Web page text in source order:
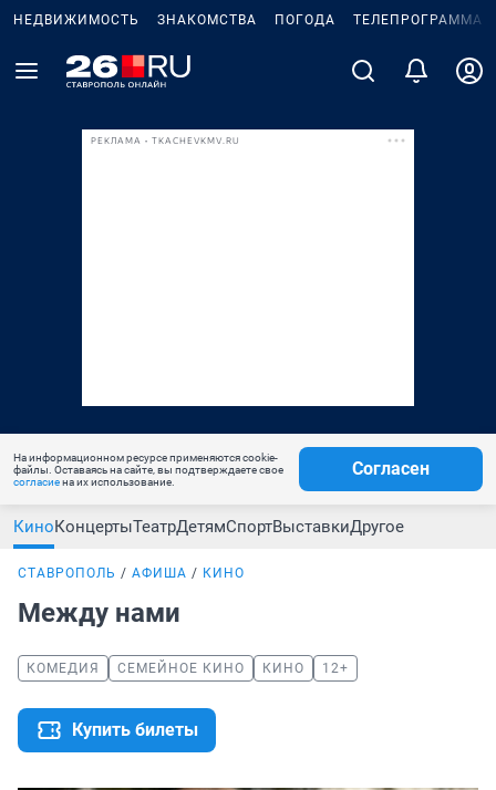
НЕДВИЖИМОСТЬ ЗНАКОМСТВА ПОГОДА ТЕЛЕПРОГРАММА
РЕКЛАМА • TKACHEVKMV.RU
На информационном ресурсе применяются cookie-
файлы. Оставаясь на сайте, вы подтверждаете свое
согласиена их использование.
Согласен
КиноКонцертыТеатрДетямСпортВыставкиДругое
СТАВРОПОЛЬ АФИША КИНО
Между нами
КОМЕДИЯ СЕМЕЙНОЕ КИНО КИНО 12+
Купить билеты